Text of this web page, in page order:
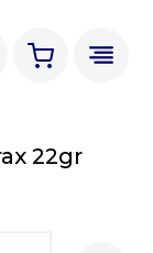
22gr